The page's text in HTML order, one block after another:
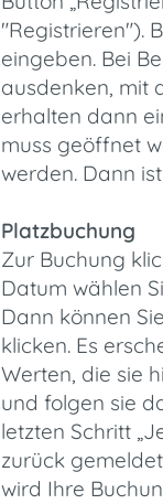
"Registrieren").
eingeben. Bei
ausdenken, mit
erhalten dann
muss geöffnet
werden. Dann
Platzbuchung
Zur Buchung
Datum wählen
Dann können
klicken. Es
Werten, die sie
und folgen sie
letzten Schritt
zurück
wird Ihre